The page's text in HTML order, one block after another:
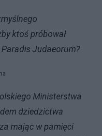
ktoś próbował
Judaeorum?
Ministerstwa
dziedzictwa
mając w pamięci